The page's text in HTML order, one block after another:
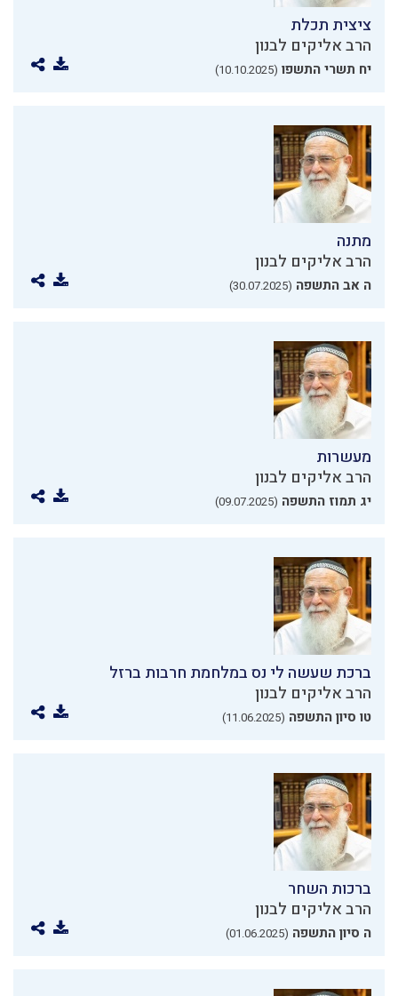
ציצית תכלת
הרב אליקים לבנון
יח תשרי התשפו (10.10.2025)
מתנה
הרב אליקים לבנון
ה אב התשפה (30.07.2025)
מעשרות
הרב אליקים לבנון
יג תמוז התשפה (09.07.2025)
ברכת שעשה לי נס במלחמת חרבות ברזל
הרב אליקים לבנון
טו סיון התשפה (11.06.2025)
ברכות השחר
הרב אליקים לבנון
ה סיון התשפה (01.06.2025)